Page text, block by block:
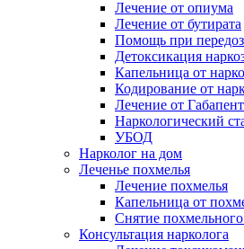
Лечение от опиума
Лечение от бутирата
Помощь при
Детоксикация
Капельница от
Кодирование от
Лечение от
Наркологический
УБОД
Нарколог на дом
Леченье похмелья
Лечение похмелья
Капельница от
Снятие
Консультация нарколога